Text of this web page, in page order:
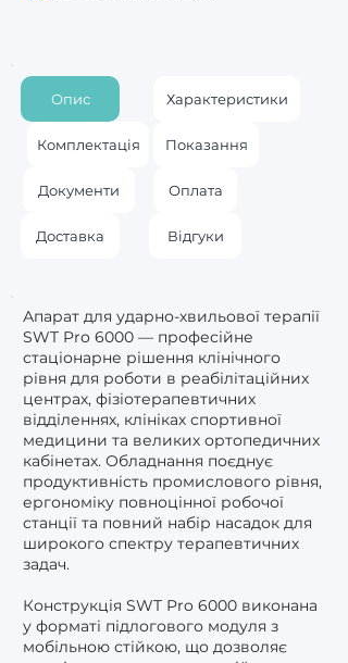
Опис
Комплектація
Документи
Доставка
Характеристики
Показання
Оплата
Відгуки
Апарат для ударно-хвильової терапії
SWT Pro 6000 — професійне
стаціонарне рішення клінічного
рівня для роботи в реабілітаційних
центрах, фізіотерапевтичних
відділеннях, клініках спортивної
медицини та великих ортопедичних
кабінетах. Обладнання поєднує
продуктивність промислового рівня,
ергономіку повноцінної робочої
станції та повний набір насадок для
широкого спектру терапевтичних
задач.
Конструкція SWT Pro 6000 виконана
у форматі підлогового модуля з
мобільною стійкою, що дозволяє